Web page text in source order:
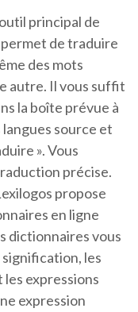
principal de
de traduire
des mots
autre. Il vous suffit
la boîte prévue à
source et
». Vous
précise.
propose
en ligne
dictionnaires vous
les
les expressions
expression